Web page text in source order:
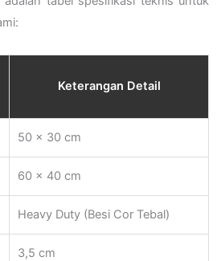
Keterangan Detail
50 x 30 cm
60 x 40 cm
Heavy Duty (Besi Cor Tebal)
3,5 cm